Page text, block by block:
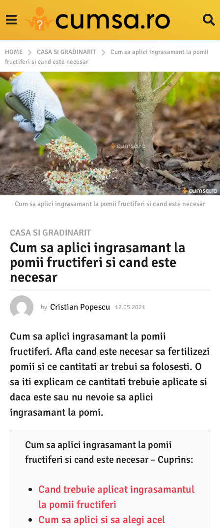
HOME CASA SI GRADINARIT
Cum sa aplici ingrasamant la pomii
fructiferi si cand este necesar
Cum sa aplici ingrasamant la pomii fructiferi si cand este necesar
1
2
.
0
.
0
2
1
2
6
.
0
CASA SI GRADINARIT
Cum sa aplici ingrasamant la
pomii fructiferi si cand este
necesar
by Cristian Popescu 12.05.2021
0
.
2
0
2
Cum sa aplici ingrasamant la pomii
fructiferi. Afla cand este necesar sa fertilizezi
pomii si ce cantitati ar trebui sa folosesti. O
sa iti explicam ce cantitati trebuie aplicate si
daca este sau nu nevoie sa aplici
ingrasamant la pomi.
Cum sa aplici ingrasamant la pomii
fructiferi si cand este necesar – Cuprins:
Cand trebuie aplicat ingrasamantul
la pomii fructiferi
Cum sa aplici si sa alegi acel